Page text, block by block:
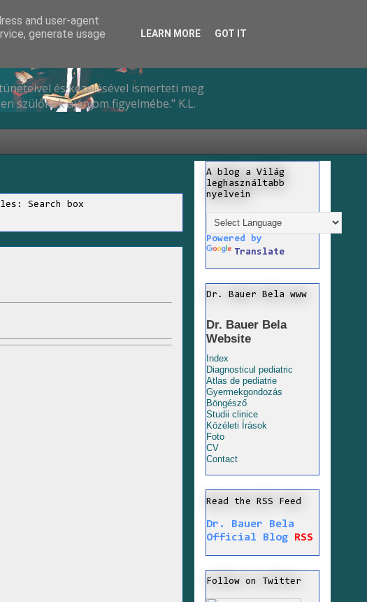
és kezelésével ismerteti meg
szülőnek ajánlom figyelmébe." K.L.
Search box
A blog a Világ
leghasználtabb
nyelvein
Powered by
Translate
Dr. Bauer Bela www
Dr. Bauer Bela
Website
Index
Diagnosticul pediatric
Atlas de pediatrie
Gyermekgondozás
Böngésző
Studii clinice
Közéleti Írások
Foto
CV
Contact
Read the RSS Feed
Dr. Bauer Bela
Official Blog
RSS
Follow on Twitter
and user-agent
generate usage
LEARN MORE GOT IT